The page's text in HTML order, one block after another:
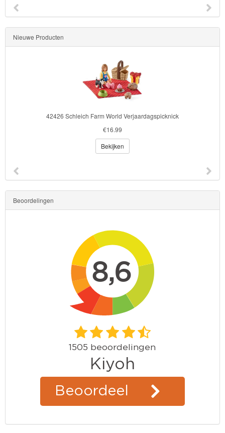
Back
School
Kinderkamer
Nieuwe Producten
42426 Schleich Farm World Verjaardagspicknick
€16.99
Bekijken
Beoordelingen